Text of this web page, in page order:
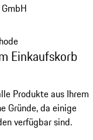
Einkaufskorb
Produkte aus Ihrem
Gründe, da einige
verfügbar sind.